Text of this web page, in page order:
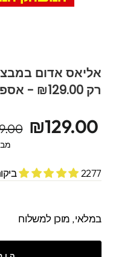
אליאס אדום
רק ₪129.00 - אספקה מהירה עם שליח!
מחיר
מקורי
מחיר
מבצע
₪129.00
2277 ביקורות
במלאי, מוכן למשלוח